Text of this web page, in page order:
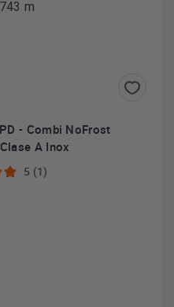
- Combi NoFrost
A Inox
5 (1)